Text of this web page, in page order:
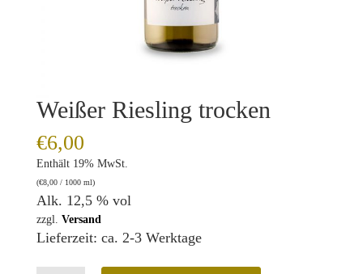
Weißer Riesling trocken
€6,00
Enthält 19% MwSt.
(€8,00/ 1000 ml)
Alk. 12,5 % vol
zzgl. Versand
Lieferzeit: ca. 2-3 Werktage